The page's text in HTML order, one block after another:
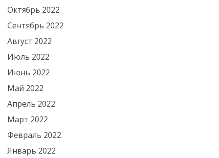
Октябрь 2022
Сентябрь 2022
Август 2022
Июль 2022
Июнь 2022
Май 2022
Апрель 2022
Март 2022
Февраль 2022
Январь 2022